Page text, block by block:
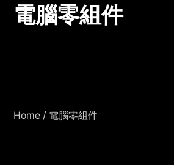
電腦零組件
電腦零組件
Home / 電腦零組件